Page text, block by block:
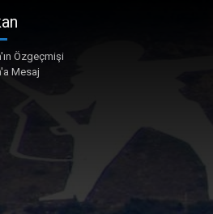
Özgeçmişi
Mesaj